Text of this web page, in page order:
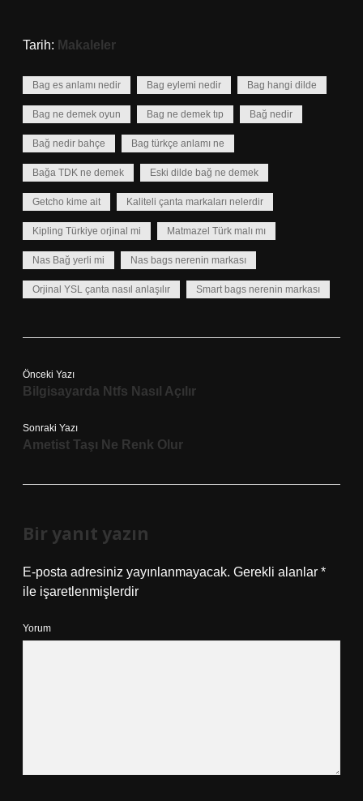
Tarih: Makaleler
Bag es anlamı nedir Bag eylemi nedir Bag hangi dilde
Bag ne demek oyun Bag ne demek tıp Bağ nedir
Bağ nedir bahçe Bag türkçe anlamı ne
Bağa TDK ne demek Eski dilde bağ ne demek
Getcho kime ait Kaliteli çanta markaları nelerdir
Kipling Türkiye orjinal mi Matmazel Türk malı mı
Nas Bağ yerli mi Nas bags nerenin markası
Orjinal YSL çanta nasıl anlaşılır Smart bags nerenin markası
Önceki Yazı
Bilgisayarda Ntfs Nasıl Açılır
Sonraki Yazı
Ametist Taşı Ne Renk Olur
Bir yanıt yazın
E-posta adresiniz yayınlanmayacak. Gerekli alanlar *
ile işaretlenmişlerdir
Yorum